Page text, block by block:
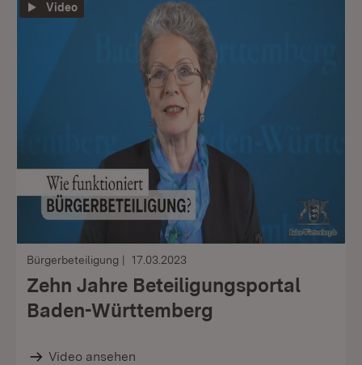
Video
Bürgerbeteiligung 17.03.2023
Zehn Jahre Beteiligungsportal
Baden-Württemberg
Video ansehen